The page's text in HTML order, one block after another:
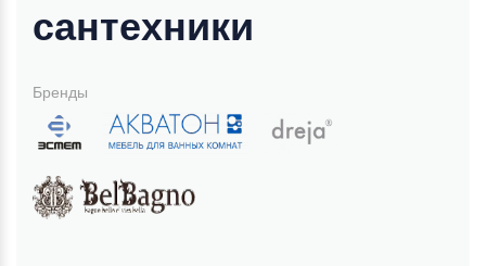
сантехники
Бренды